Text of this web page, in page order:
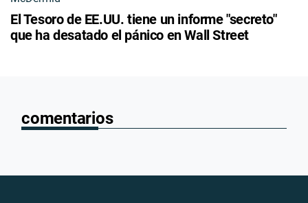
El Tesoro de EE.UU. tiene un informe "secreto"
que ha desatado el pánico en Wall Street
comentarios